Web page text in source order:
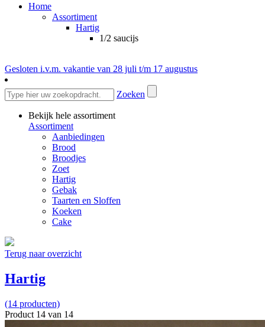
Home
Assortiment
Hartig
1/2 saucijs
Gesloten i.v.m. vakantie van 28 juli t/m 17 augustus
Zoeken
Bekijk hele assortiment
Assortiment
Aanbiedingen
Brood
Broodjes
Zoet
Hartig
Gebak
Taarten en Sloffen
Koeken
Cake
Terug naar overzicht
Hartig
(14 producten)
Product 14 van 14